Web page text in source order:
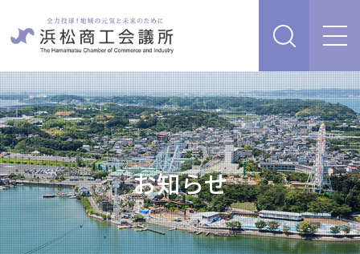
販路を開拓したい、新商品・サービス・技術を開発し
たい
人脈・ネットワークを広げたい
経営について相談したい（経営安定、専門家相談な
ど）
創業、事業承継について相談したい
経営支援・サービス
検定試験
セミナー・イベント情報
浜松商工会議所について
お知らせ